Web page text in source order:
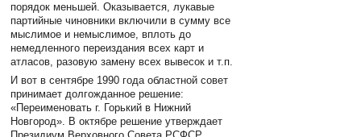
порядок меньшей. Оказывается, лукавые
партийные чиновники включили в сумму все
мыслимое и немыслимое, вплоть до
немедленного переиздания всех карт и
атласов, разовую замену всех вывесок и т.п.
И вот в сентябре 1990 года областной совет
принимает долгожданное решение:
«Переименовать г. Горький в Нижний
Новгород». В октябре решение утверждает